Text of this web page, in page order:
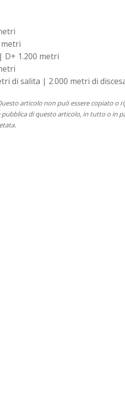
D+ 1.200 metri
di salita | 2.000 metri di
articolo non può essere copiato o
di questo articolo, in tutto o in